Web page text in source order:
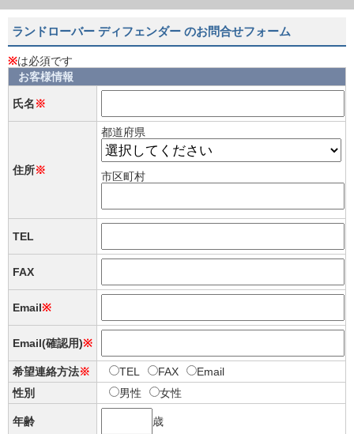
ランドローバー ディフェンダー のお問合せフォーム
※は必須です
お客様情報
氏名※
住所※
都道府県
市区町村
TEL
FAX
Email※
Email(確認用)※
希望連絡方法※ TEL FAX
Email
性別
男性 女性
年齢 歳